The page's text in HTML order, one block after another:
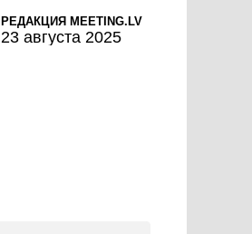
РЕДАКЦИЯ MEETING.LV
23 августа 2025